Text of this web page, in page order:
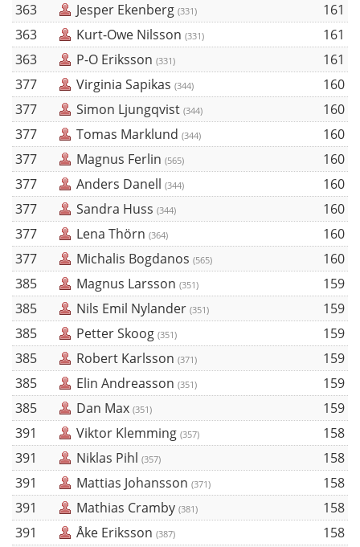
363
Jesper Ekenberg (331)
161
363
Kurt-Owe Nilsson (331)
161
363
P-O Eriksson (331)
161
377
Virginia Sapikas (344)
160
377
Simon Ljungqvist (344)
160
377
Tomas Marklund (344)
160
377
Magnus Ferlin (565)
160
377
Anders Danell (344)
160
377
Sandra Huss (344)
160
377
Lena Thörn (364)
160
377
Michalis Bogdanos (565)
160
385
Magnus Larsson (351)
159
385
Nils Emil Nylander (351)
159
385
Petter Skoog (351)
159
385
Robert Karlsson (371)
159
385
Elin Andreasson (351)
159
385
Dan Max (351)
159
391
Viktor Klemming (357)
158
391
Niklas Pihl (357)
158
391
Mattias Johansson (371)
158
391
Mathias Cramby (381)
158
391
Åke Eriksson (387)
158